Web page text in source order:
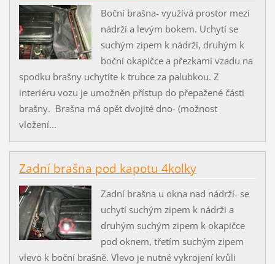
Boční brašna- využívá prostor mezi
nádrží a levým bokem. Uchytí se
suchým zipem k nádrži, druhým k
boční okapičce a přezkami vzadu na
spodku brašny uchytíte k trubce za palubkou. Z
interiéru vozu je umožněn přístup do přepažené části
brašny. Brašna má opět dvojité dno- (možnost
vložení...
Zadní brašna pod kapotu 4kolky
Zadní brašna u okna nad nádrží- se
uchytí suchým zipem k nádrži a
druhým suchým zipem k okapičce
pod oknem, třetím suchým zipem
vlevo k boční brašně. Vlevo je nutné vykrojení kvůli